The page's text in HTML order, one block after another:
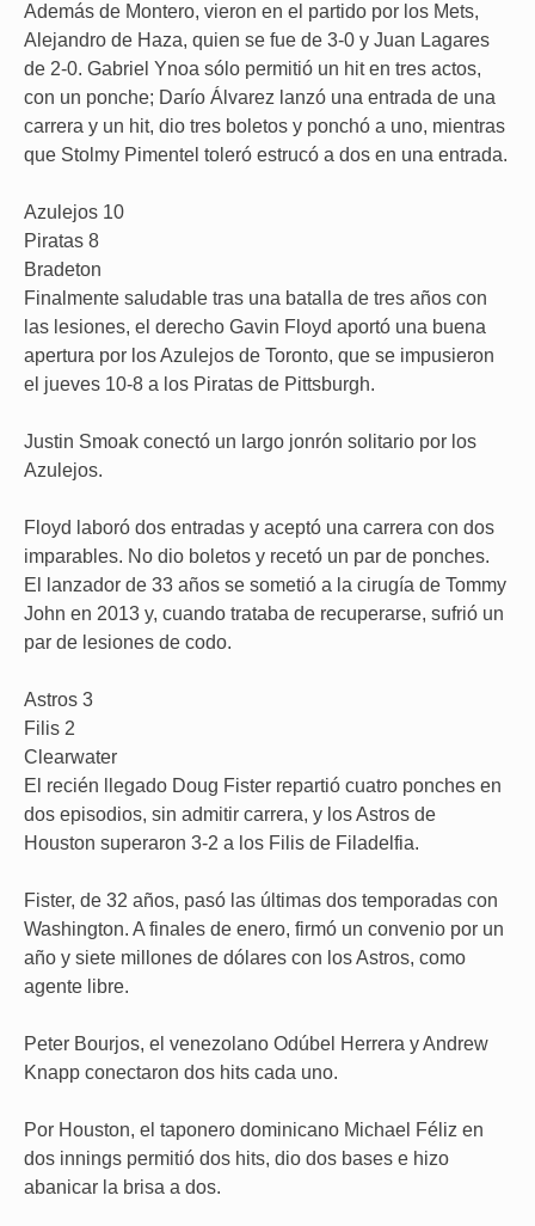
Además de Montero, vieron en el partido por los Mets,
Alejandro de Haza, quien se fue de 3-0 y Juan Lagares
de 2-0. Gabriel Ynoa sólo permitió un hit en tres actos,
con un ponche; Darío Álvarez lanzó una entrada de una
carrera y un hit, dio tres boletos y ponchó a uno, mientras
que Stolmy Pimentel toleró estrucó a dos en una entrada.
Azulejos 10
Piratas 8
Bradeton
Finalmente saludable tras una batalla de tres años con
las lesiones, el derecho Gavin Floyd aportó una buena
apertura por los Azulejos de Toronto, que se impusieron
el jueves 10-8 a los Piratas de Pittsburgh.
Justin Smoak conectó un largo jonrón solitario por los
Azulejos.
Floyd laboró dos entradas y aceptó una carrera con dos
imparables. No dio boletos y recetó un par de ponches.
El lanzador de 33 años se sometió a la cirugía de Tommy
John en 2013 y, cuando trataba de recuperarse, sufrió un
par de lesiones de codo.
Astros 3
Filis 2
Clearwater
El recién llegado Doug Fister repartió cuatro ponches en
dos episodios, sin admitir carrera, y los Astros de
Houston superaron 3-2 a los Filis de Filadelfia.
Fister, de 32 años, pasó las últimas dos temporadas con
Washington. A finales de enero, firmó un convenio por un
año y siete millones de dólares con los Astros, como
agente libre.
Peter Bourjos, el venezolano Odúbel Herrera y Andrew
Knapp conectaron dos hits cada uno.
Por Houston, el taponero dominicano Michael Féliz en
dos innings permitió dos hits, dio dos bases e hizo
abanicar la brisa a dos.